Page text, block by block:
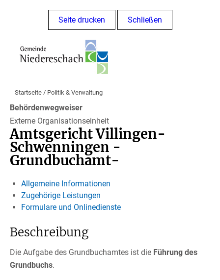
Seite drucken Schließen
Startseite / Politik & Verwaltung
Behördenwegweiser
Externe Organisationseinheit
Amtsgericht Villingen-
Schwenningen -
Grundbuchamt-
Allgemeine Informationen
Zugehörige Leistungen
Formulare und Onlinedienste
Beschreibung
Die Aufgabe des Grundbuchamtes ist die Führung des
Grundbuchs.